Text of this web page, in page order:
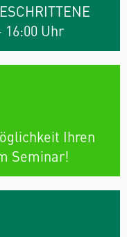
16:00 Uhr
Ihren
Seminar!